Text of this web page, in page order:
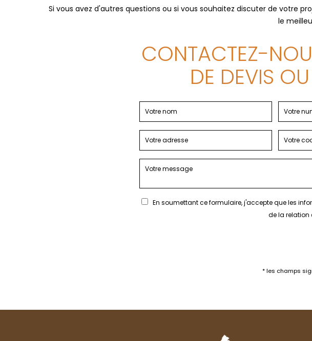
Si vous avez d'autres questions ou si vous souhaitez discuter de votre
le
CONTACTEZ-
DE DEVIS
En soumettant ce formulaire, j'accepte que les
de la relation
* les champs